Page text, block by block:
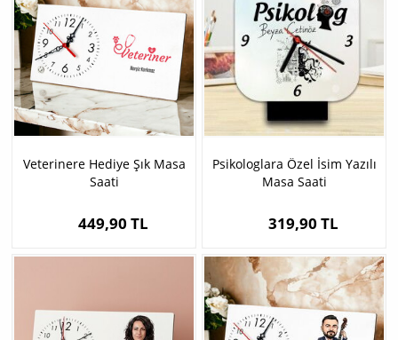
Veterinere Hediye Şık Masa
Saati
449,90 TL
Psikologlara Özel İsim Yazılı
Masa Saati
319,90 TL